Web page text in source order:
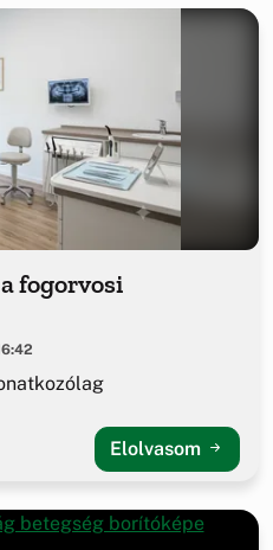
fogorvosi
Elolvasom